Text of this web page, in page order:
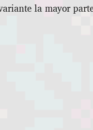
la mayor